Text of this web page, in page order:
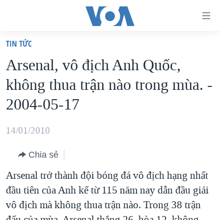
truy
cập
Tới
nội
chính
hướng
chính
Đi
VIỆT NAM
HOA KỲ
BIỂN ĐÔNG
THẾ GIỚI
DIỄN ĐÀN
MỤC
TỰ DO BÁO CHÍ
VẠCH TRẦN TIN GIẢ
CHUYÊN ĐỀ
CHIẾN TRANH THƯƠNG MẠI CỦA MỸ: QUÁ KHỨ VÀ HIỆN
HỌC TIẾNG ANH
TIN TỨC
Arsenal, vô địch Anh Quốc,
không thua trận nào trong mùa. -
2004-05-17
14/01/2010
Chia sẻ
Arsenal trở thành đội bóng đá vô địch hạng nhất
đầu tiên của Anh kể từ 115 năm nay dẫn đầu giải
vô địch mà không thua trận nào. Trong 38 trận